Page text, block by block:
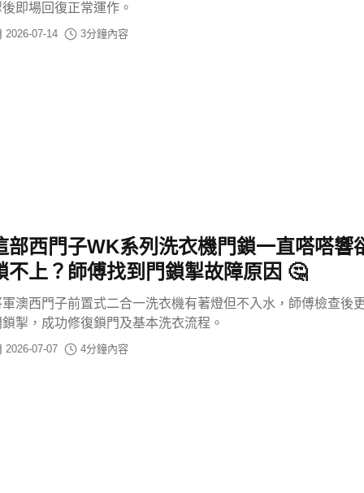
即場回復正常運作。
2026-07-14 3分鐘內容
部西門子WK系列洗衣機門鎖一直嗒嗒響
不上？師傅找到門鎖掣故障原因 🤔
軍澳西門子前置式二合一洗衣機有著燈但不入水，師傅檢查後
掣，成功修復鎖門及基本洗衣流程。
2026-07-07 4分鐘內容